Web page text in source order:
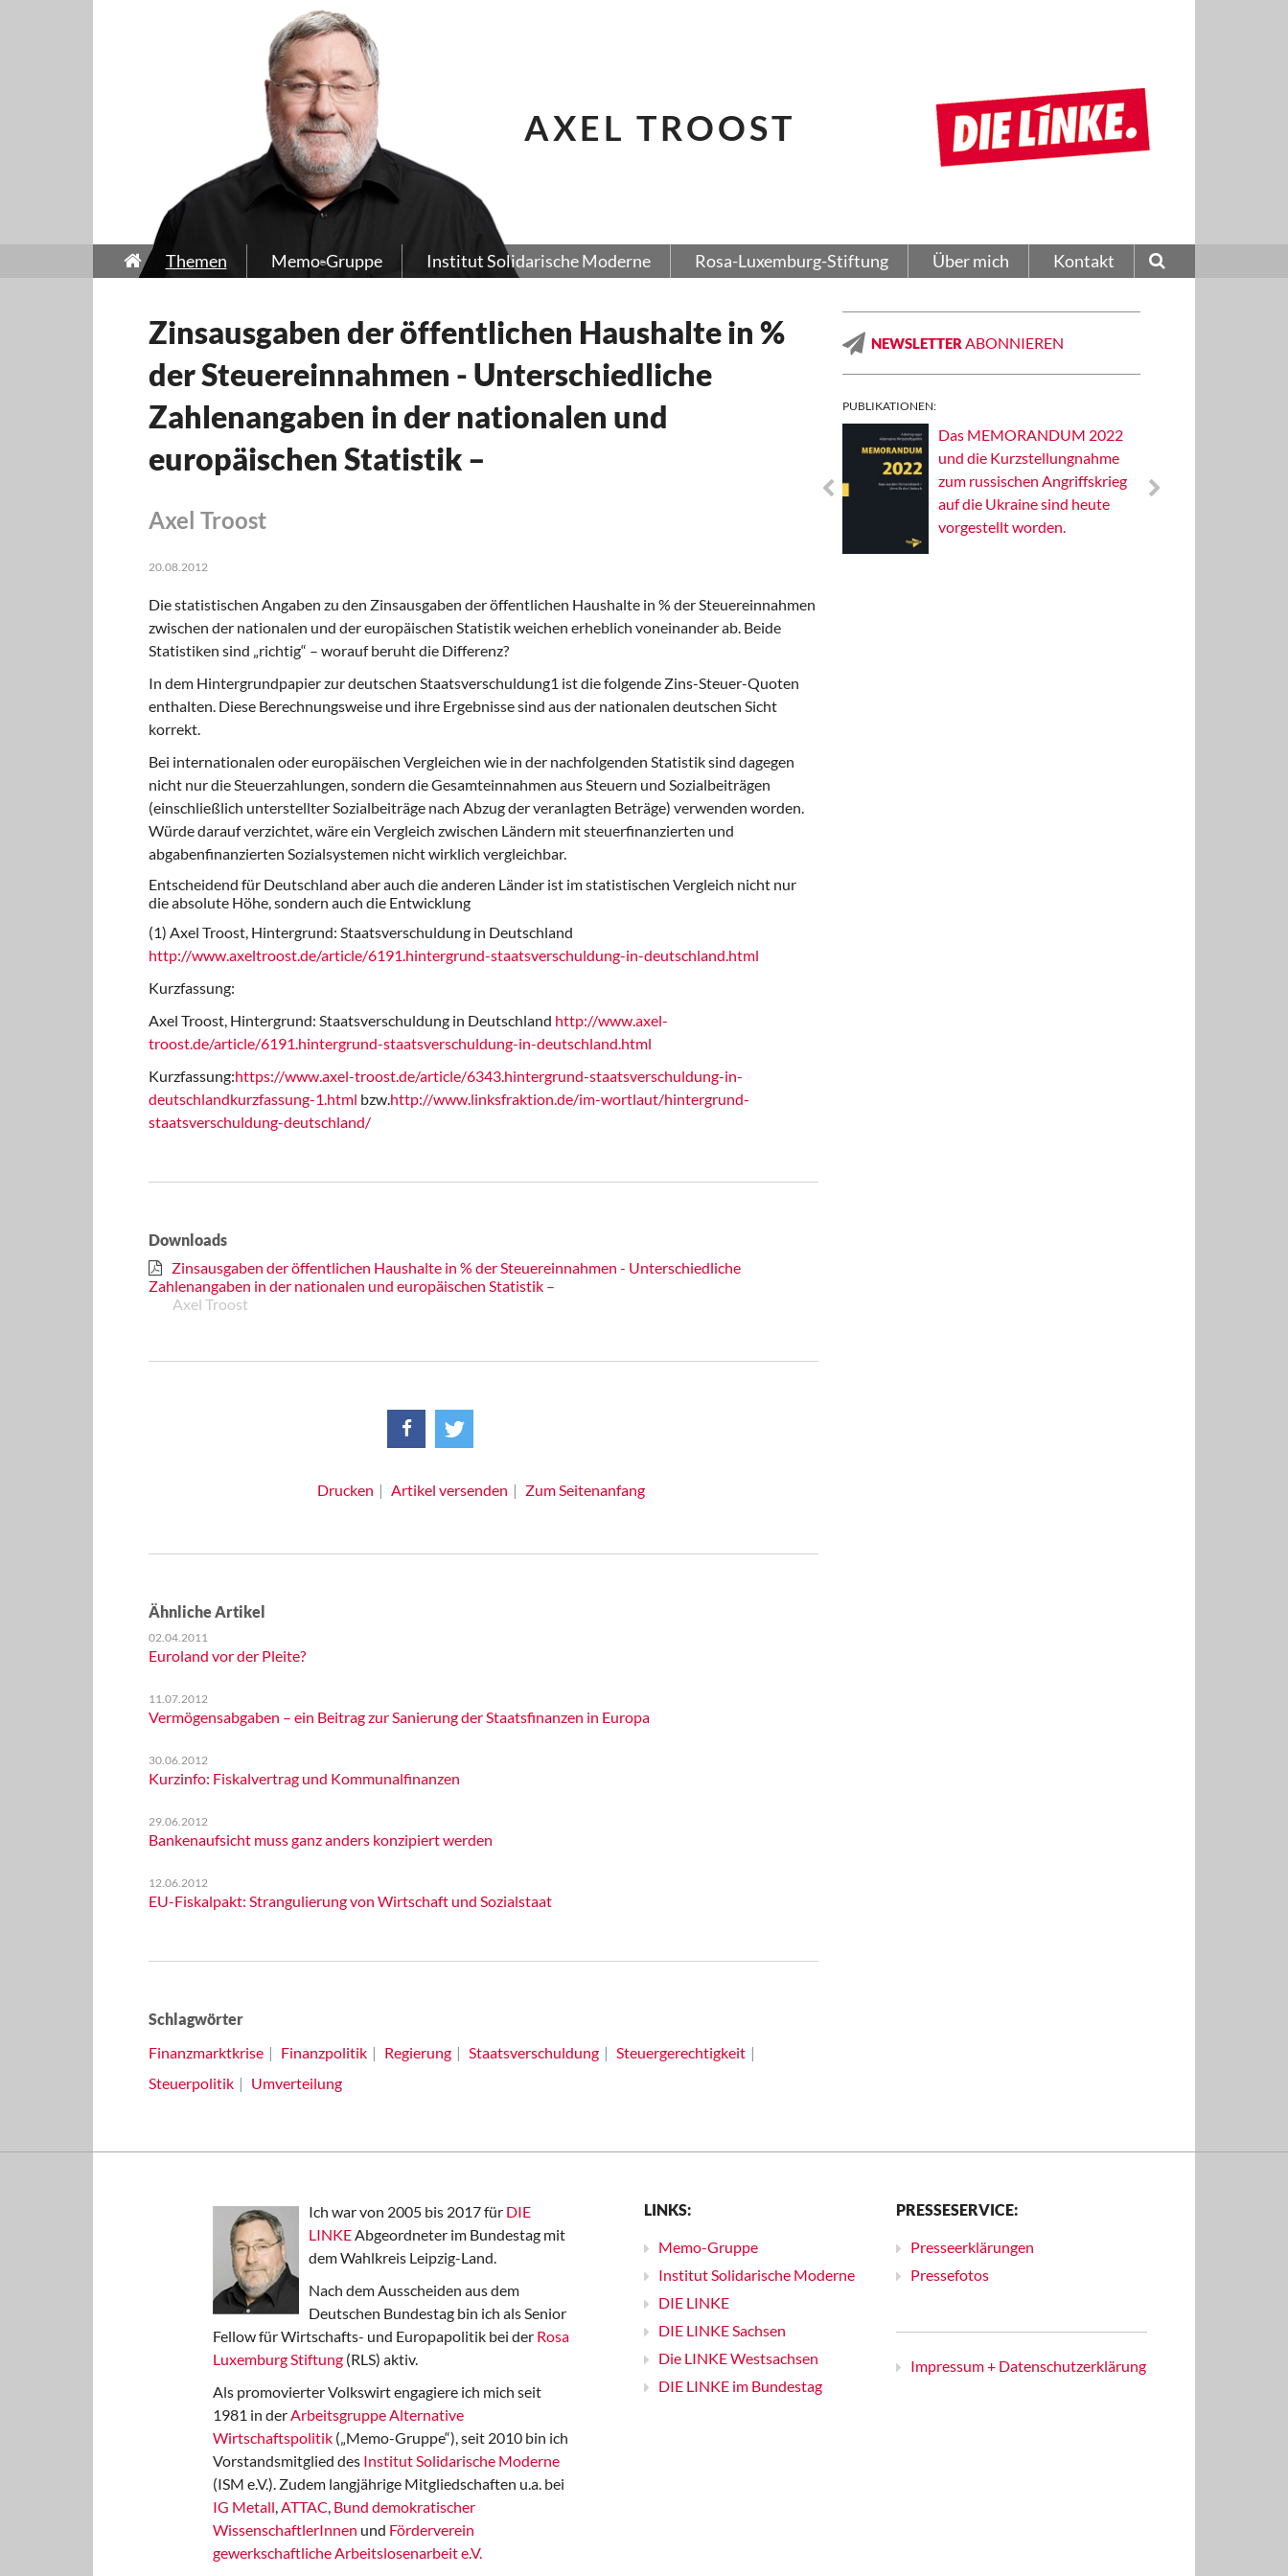
AXEL TROOST
Themen Memo-Gruppe Institut Solidarische Moderne Rosa-Luxemburg-Stiftung Über mich Kontakt
Zinsausgaben der öffentlichen Haushalte in %
der Steuereinnahmen - Unterschiedliche
Zahlenangaben in der nationalen und
europäischen Statistik –
Axel Troost
20.08.2012
Die statistischen Angaben zu den Zinsausgaben der öffentlichen Haushalte in % der Steuereinnahmen
zwischen der nationalen und der europäischen Statistik weichen er­heblich voneinander ab. Beide
Statistiken sind „richtig“ – worauf beruht die Differenz?
In dem Hintergrundpapier zur deutschen Staatsverschuldung1 ist die folgende Zins-Steuer-Quoten
enthalten. Diese Berechnungsweise und ihre Ergebnisse sind aus der nationalen deutschen Sicht
korrekt.
Bei internationalen oder europäischen Vergleichen wie in der nachfolgenden Statistik sind dagegen
nicht nur die Steuerzahlungen, sondern die Gesamteinnahmen aus Steuern und Sozialbeiträgen
(einschließlich unterstellter Sozialbeiträge nach Abzug der veranlagten Beträge) verwenden worden.
Würde darauf verzichtet, wäre ein Vergleich zwischen Ländern mit steuerfinanzierten und
abgabenfinanzierten Sozialsystemen nicht wirklich vergleichbar.
Entscheidend für Deutschland aber auch die anderen Länder ist im statistischen Ver­gleich nicht nur
die absolute Höhe, sondern auch die Entwicklung
(1) Axel Troost, Hintergrund: Staatsverschuldung in Deutschland
http://www.axeltroost.de/article/6191.hintergrund-staatsverschuldung-in-deutschland.html
Kurzfassung:
Axel Troost, Hintergrund: Staatsverschuldung in Deutschland http://www.axel­
troost.de/article/6191.hintergrund-staatsverschuldung-in-deutschland.html
Kurzfassung:https://www.axel-troost.de/article/6343.hintergrund-staatsverschuldung-in-
deutschland­kurzfassung-1.html bzw.http://www.linksfraktion.de/im-wortlaut/hintergrund­
staatsverschuldung-deutschland/
Downloads
Zinsausgaben der öffentlichen Haushalte in % der Steuereinnahmen - Unterschiedliche
Zahlenangaben in der nationalen und europäischen Statistik –
Axel Troost
Drucken Artikel versenden Zum Seitenanfang
Ähnliche Artikel
02.04.2011
Euroland vor der Pleite?
11.07.2012
Vermögensabgaben – ein Beitrag zur Sanierung der Staatsfinanzen in Europa
30.06.2012
Kurzinfo: Fiskalvertrag und Kommunalfinanzen
29.06.2012
Bankenaufsicht muss ganz anders konzipiert werden
12.06.2012
EU-Fiskalpakt: Strangulierung von Wirtschaft und Sozialstaat
Schlagwörter
Finanzmarktkrise
Finanzpolitik Regierung Staatsverschuldung
Steuergerechtigkeit
Steuerpolitik
Umverteilung
NEWSLETTER ABONNIEREN
PUBLIKATIONEN:
Solidarisches EUropa -
Das MEMORANDUM 2022
und die Kurzstellungnahme
zum russischen Angriffskrieg
auf die Ukraine sind heute
vorgestellt worden.
Ich war von 2005 bis 2017 für DIE
LINKEAbgeordneter im Bundestag mit
dem Wahlkreis Leipzig-Land.
Nach dem Ausscheiden aus dem
Deutschen Bundestag bin ich als Senior
Fellow für Wirtschafts- und Europapolitik bei der Rosa
Luxemburg Stiftung (RLS) aktiv.
Als promovierter Volkswirt engagiere ich mich seit
1981 in derArbeitsgruppe Alternative
Wirtschaftspolitik („Memo-Gruppe“), seit 2010 bin ich
Vorstandsmitglied des Institut Solidarische Moderne
(ISM e.V.). Zudem langjährige Mitgliedschaften u.a. bei
IG Metall,ATTAC, Bund demokratischer
WissenschaftlerInnen und Förderverein
gewerkschaftliche Arbeitslosenarbeit e.V.
LINKS:
Memo-Gruppe
Institut Solidarische Moderne
DIE LINKE
DIE LINKE Sachsen
Die LINKE Westsachsen
DIE LINKE im Bundestag
PRESSESERVICE:
Presseerklärungen
Pressefotos
Impressum + Datenschutzerklärung